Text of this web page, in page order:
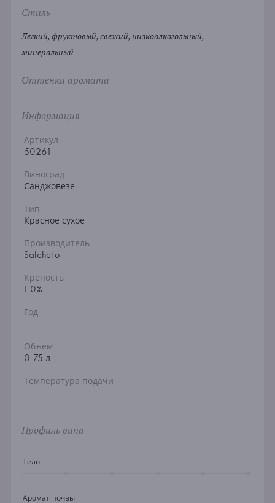
Стиль
Легкий, фруктовый, свежий, низкоалкогольный,
минеральный
Оттенки аромата
Информация
Артикул
50261
Виноград
Санджовезе
Тип
Красное сухое
Производитель
Salcheto
Крепость
1.0%
Год
Объем
0.75 л
Температура подачи
Профиль вина
Тело
Аромат почвы